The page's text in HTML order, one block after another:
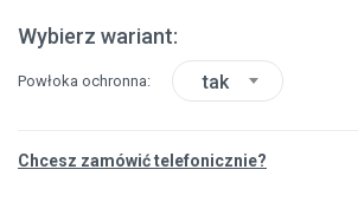
Wybierz wariant:
Powłoka ochronna tak
Chcesz zamówić telefonicznie?